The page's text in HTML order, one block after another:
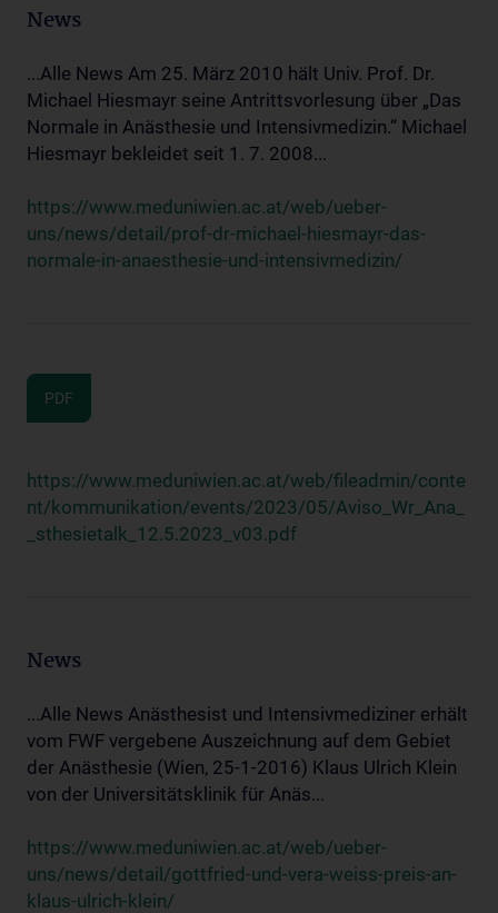
News
...Alle News Am 25. März 2010 hält Univ. Prof. Dr.
Michael Hiesmayr seine Antrittsvorlesung über „Das
Normale in Anästhesie und Intensivmedizin.“ Michael
Hiesmayr bekleidet seit 1. 7. 2008...
https://www.meduniwien.ac.at/web/ueber-
uns/news/detail/prof-dr-michael-hiesmayr-das-
normale-in-anaesthesie-und-intensivmedizin/
PDF
https://www.meduniwien.ac.at/web/fileadmin/conte
nt/kommunikation/events/2023/05/Aviso_Wr_Ana_
_sthesietalk_12.5.2023_v03.pdf
News
...Alle News Anästhesist und Intensivmediziner erhält
vom FWF vergebene Auszeichnung auf dem Gebiet
der Anästhesie (Wien, 25-1-2016) Klaus Ulrich Klein
von der Universitätsklinik für Anäs...
https://www.meduniwien.ac.at/web/ueber-
uns/news/detail/gottfried-und-vera-weiss-preis-an-
klaus-ulrich-klein/